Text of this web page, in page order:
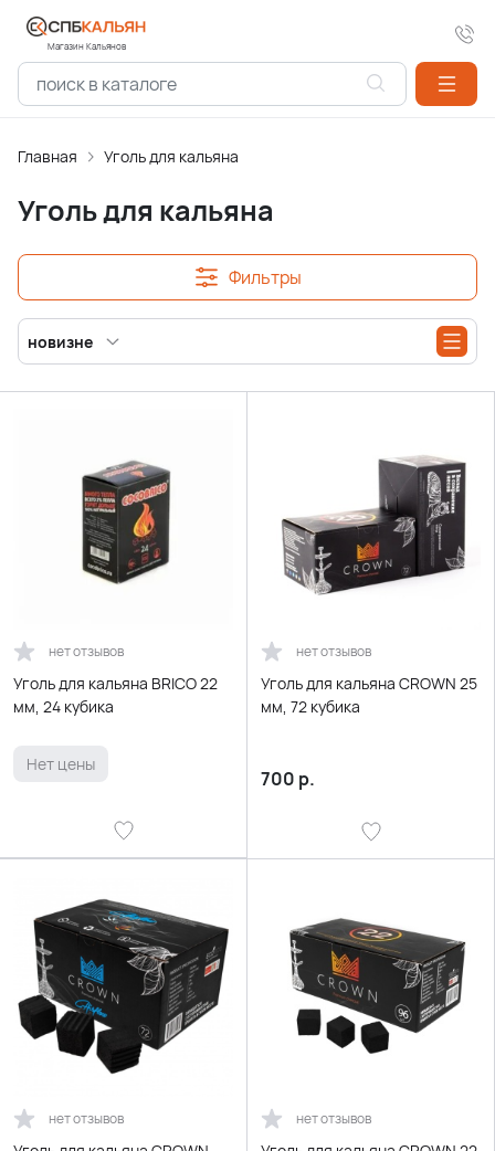
Магазин Кальянов
Главная Уголь для кальяна
Уголь для кальяна
Фильтры
новизне
нет отзывов
Уголь для кальяна BRICO 22
мм, 24 кубика
Нет цены
нет отзывов
Уголь для кальяна CROWN 25
мм, 72 кубика
700 р.
нет отзывов нет отзывов